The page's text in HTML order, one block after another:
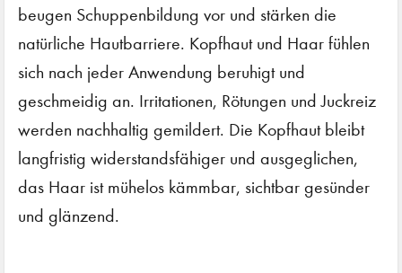
beugen Schuppenbildung vor und stärken die
natürliche Hautbarriere. Kopfhaut und Haar fühlen
sich nach jeder Anwendung beruhigt und
geschmeidig an. Irritationen, Rötungen und Juckreiz
werden nachhaltig gemildert. Die Kopfhaut bleibt
langfristig widerstandsfähiger und ausgeglichen,
das Haar ist mühelos kämmbar, sichtbar gesünder
und glänzend.